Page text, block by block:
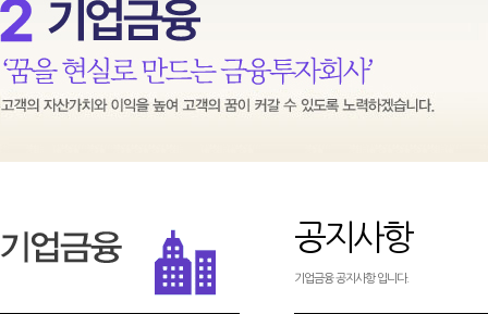
공지사항
기업금융 공지사항 입니다.